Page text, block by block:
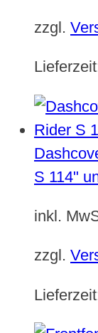
zzgl.
S 114"
inkl.
zzgl.